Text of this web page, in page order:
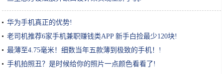
华为手机真正的优势!
老司机推荐6家手机兼职赚钱类APP 新手白捡最少120块!
最薄至4.75毫米！细数当年五款薄到极致的手机！!
手机拍照丑？是时候给你的照片一点颜色看看了!